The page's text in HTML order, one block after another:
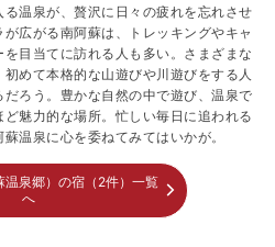
温泉が、贅沢に日々の疲れを忘れさせ
広がる南阿蘇は、トレッキングやキャ
目当てに訪れる人も多い。さまざまな
めて本格的な山遊びや川遊びをする人
ろう。豊かな自然の中で遊び、温泉で
魅力的な場所。忙しい毎日に追われる
温泉に心を委ねてみてはいかが。
温泉郷）の宿（2件）一覧
へ